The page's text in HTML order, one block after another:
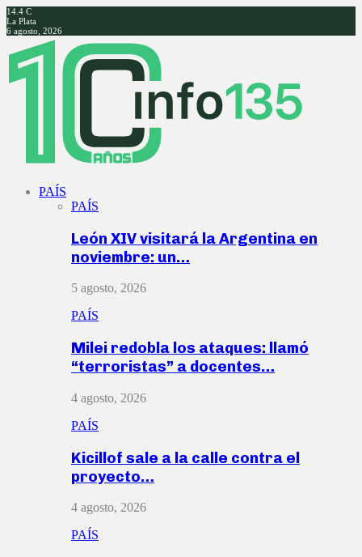
14.4 C
La Plata
6 agosto, 2026
Facebook
Twitter
Instagram
Youtube
PAÍS
PAÍS
León XIV visitará la Argentina en
noviembre: un…
5 agosto, 2026
PAÍS
Milei redobla los ataques: llamó
“terroristas” a docentes…
4 agosto, 2026
PAÍS
Kicillof sale a la calle contra el
proyecto…
4 agosto, 2026
PAÍS